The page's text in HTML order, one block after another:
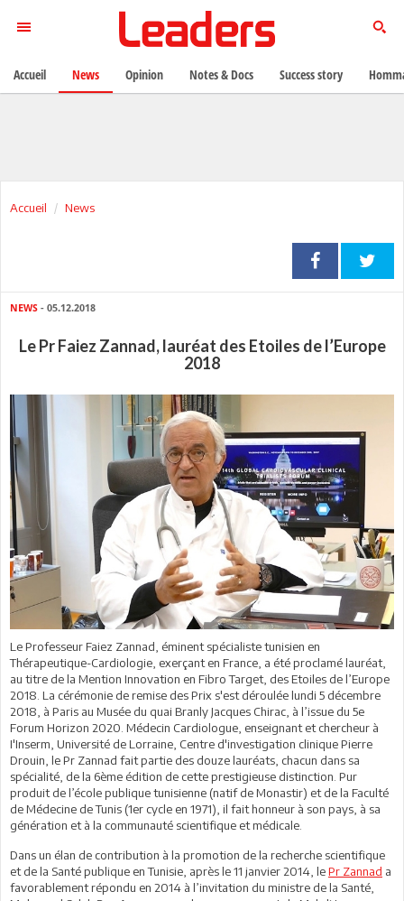
Accueil News
NEWS - 05.12.2018
Le Pr Faiez Zannad, lauréat des Etoiles de l’Europe
2018
Le Professeur Faiez Zannad, éminent spécialiste tunisien en
Thérapeutique-Cardiologie, exerçant en France, a été proclamé lauréat,
au titre de la Mention Innovation en Fibro Target, des Etoiles de l’Europe
2018. La cérémonie de remise des Prix s'est déroulée lundi 5 décembre
2018, à Paris au Musée du quai Branly Jacques Chirac, à l’issue du 5e
Forum Horizon 2020. Médecin Cardiologue, enseignant et chercheur à
I'Inserm, Université de Lorraine, Centre d'investigation clinique Pierre
Drouin, le Pr Zannad fait partie des douze lauréats, chacun dans sa
spécialité, de la 6ème édition de cette prestigieuse distinction. Pur
produit de l’école publique tunisienne (natif de Monastir) et de la Faculté
de Médecine de Tunis (1er cycle en 1971), il fait honneur à son pays, à sa
génération et à la communauté scientifique et médicale.
Dans un élan de contribution à la promotion de la recherche scientifique
et de la Santé publique en Tunisie, après le 11 janvier 2014, lePr Zannad a
favorablement répondu en 2014 à l’invitation du ministre de la Santé,
Accueil News Opinion Notes & Docs Success story